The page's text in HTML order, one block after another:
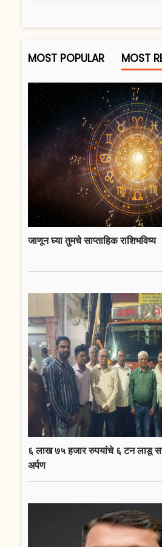
MOST POPULAR MOST
जाणून घ्या तुमचे साप्ताहिक राशिभविष्य
६ लाख ७५ हजार रुपयांचे ६ टन लाडू
अर्पण